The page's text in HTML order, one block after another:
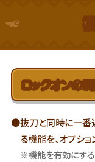
ロックオンの
●抜刀と同時に一番
る機能を、オプシ
※機能を有効にする